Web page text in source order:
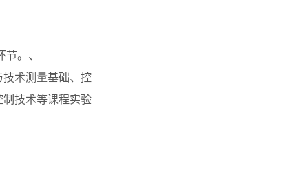
。、
术测量基础、控
技术等课程实验